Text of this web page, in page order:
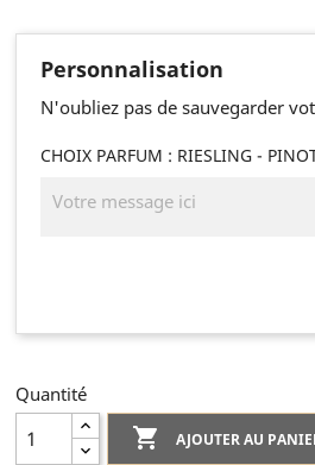
Personnalisation
N'oubliez pas de sauvegarder
CHOIX PARFUM : RIESLING -
Quantité
 AJOUTER AU